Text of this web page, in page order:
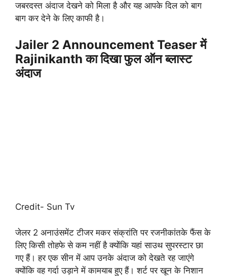
जबरदस्त अंदाज देखने को मिला है और यह आपके दिल को बाग
बाग कर देने के लिए काफी है।
Jailer 2 Announcement Teaser में
Rajinikanth का दिखा फुल ऑन ब्लास्ट
अंदाज
Credit- Sun Tv
जेलर 2 अनाउंसमेंट टीजर मकर संक्रांति पर रजनीकांतके फैंस के
लिए किसी तोहफे से कम नहीं है क्योंकि यहां साउथ सुपरस्टार छा
गए हैं। हर एक सीन में आप उनके अंदाज को देखते रह जाएंगे
क्योंकि वह गर्दा उड़ाने में कामयाब हुए हैं। शर्ट पर खून के निशान